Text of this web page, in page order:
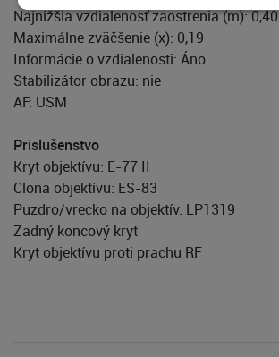
Najnižšia vzdialenosť zaostrenia (m): 0,40
Maximálne zväčšenie (x): 0,19
Informácie o vzdialenosti: Áno
Stabilizátor obrazu: nie
AF: USM
Príslušenstvo
Kryt objektívu: E-77 II
Clona objektívu: ES-83
Puzdro/vrecko na objektív: LP1319
Zadný koncový kryt
Kryt objektívu proti prachu RF